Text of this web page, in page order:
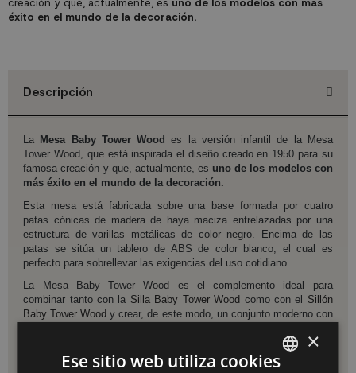
éxito en el mundo de la decoración.
Descripción
La Mesa Baby Tower Wood es la versión infantil de la Mesa
Tower Wood, que está inspirada el diseño creado en 1950 para su
famosa creación y que, actualmente, es uno de los modelos con
más éxito en el mundo de la decoración.
Esta mesa está fabricada sobre una base formada por cuatro
patas cónicas de madera de haya maciza entrelazadas por una
estructura de varillas metálicas de color negro. Encima de las
patas se sitúa un tablero de ABS de color blanco, el cual es
perfecto para sobrellevar las exigencias del uso cotidiano.
La Mesa Baby Tower Wood es el complemento ideal para
combinar tanto con la Silla Baby Tower Wood como con el Sillón
Baby Tower Wood y crear, de este modo, un conjunto moderno con
Medidas: Diámetro del tablero: 60 cm | Altura: 44 cm
×
Ese sitio web utiliza cookies